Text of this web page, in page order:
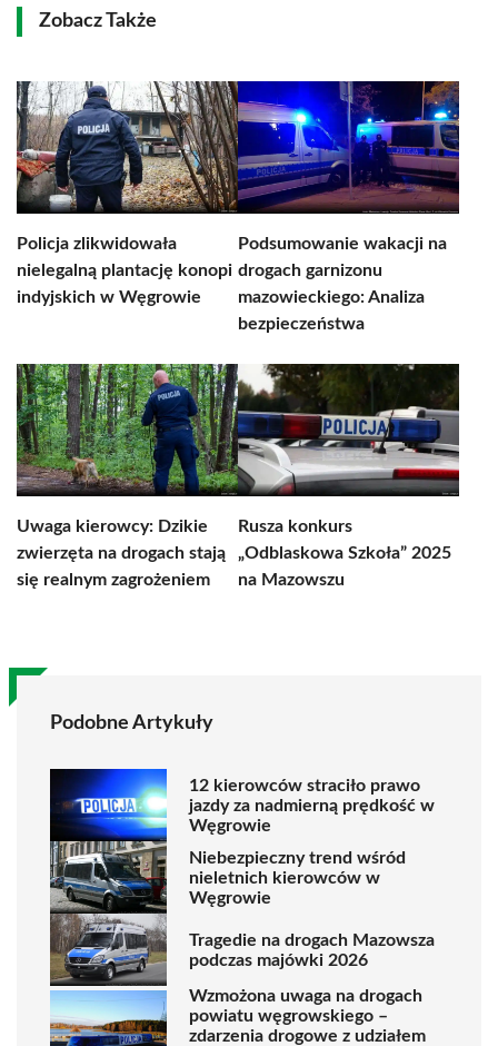
Zobacz Także
Policja zlikwidowała
nielegalną plantację konopi
indyjskich w Węgrowie
Podsumowanie wakacji na
drogach garnizonu
mazowieckiego: Analiza
bezpieczeństwa
Uwaga kierowcy: Dzikie
zwierzęta na drogach stają
się realnym zagrożeniem
Rusza konkurs
„Odblaskowa Szkoła” 2025
na Mazowszu
Podobne Artykuły
12 kierowców straciło prawo
jazdy za nadmierną prędkość w
Węgrowie
Niebezpieczny trend wśród
nieletnich kierowców w
Węgrowie
Tragedie na drogach Mazowsza
podczas majówki 2026
Wzmożona uwaga na drogach
powiatu węgrowskiego –
zdarzenia drogowe z udziałem